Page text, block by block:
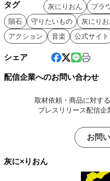
タグ 灰にりおん ブラ
隕石
守りたいもの 灰にり
アクション
音楽 公式サイト
シェア
配信企業へのお問い合わせ
取材依頼・商品に対す
プレスリリース配信企
お問
灰に×りおん